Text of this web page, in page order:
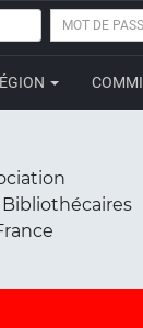
MOT
PASSE